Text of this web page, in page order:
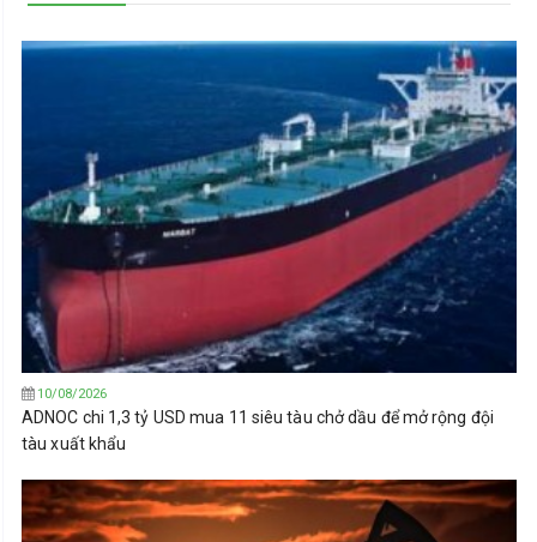
10/08/2026
ADNOC chi 1,3 tỷ USD mua 11 siêu tàu chở dầu để mở rộng đội
tàu xuất khẩu